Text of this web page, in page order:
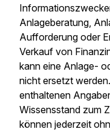
Anlageberatung,
Aufforderung oder
Verkauf von
kann eine Anlage-
nicht ersetzt
enthaltenen
Wissensstand zum
können jederzeit